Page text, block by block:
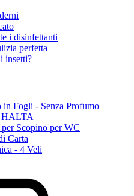
i disinfettanti
perfetta
insetti?
Fogli - Senza Profumo
HALTA
Scopino per WC
Carta
- 4 Veli